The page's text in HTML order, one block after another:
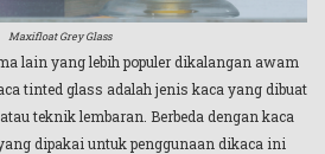
Maxifloat Grey Glass
lain yang lebih populer dikalangan awam
tinted glass adalah jenis kaca yang dibuat
teknik lembaran. Berbeda dengan kaca
dipakai untuk penggunaan dikaca ini